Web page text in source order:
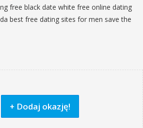
free black date white free online dating
best free dating sites for men save the
+ Dodaj okazję!